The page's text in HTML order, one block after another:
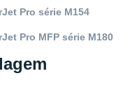
Pro série M154
Pro MFP série M180